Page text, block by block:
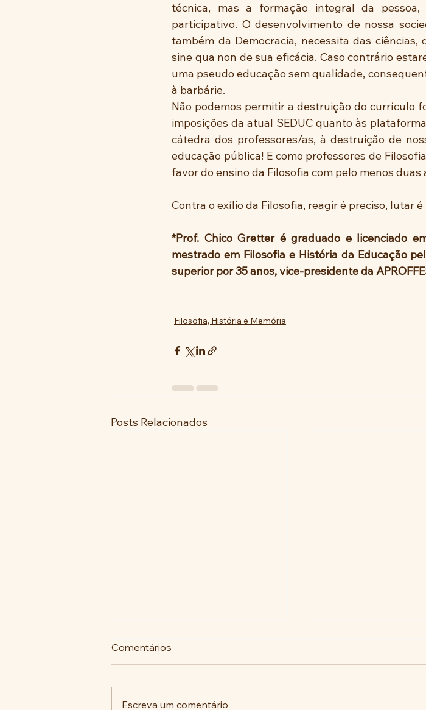
técnica, mas a formação integral da
participativo. O desenvolvimento de nossa
também da Democracia, necessita das
sine qua non de sua eficácia. Caso contrário
uma pseudo educação sem qualidade,
à barbárie.
Não podemos permitir a destruição do currículo
imposições da atual SEDUC quanto às
cátedra dos professores/as, à destruição de
educação pública! E como professores de
favor do ensino da Filosofia com pelo menos
Contra o exílio da Filosofia, reagir é preciso, lutar é
*Prof. Chico Gretter é graduado e licenciado
mestrado em Filosofia e História da Educação
superior por 35 anos, vice-presidente da
Filosofia, História e Memória
Posts Relacionados
Comentários
Escreva um comentário